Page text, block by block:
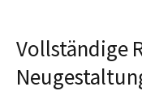
Vollständige